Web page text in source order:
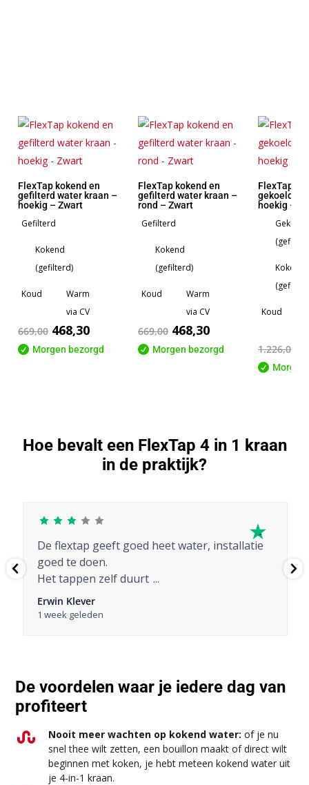
FlexTap kokend en
gefilterd water kraan –
hoekig – Zwart
Gefilterd
Kokend
(gefilterd)
Koud
Warm
via CV
669,00 468,30
 Morgen bezorgd
FlexTap kokend en
gefilterd water kraan –
rond – Zwart
Gefilterd
Kokend
(gefilterd)
Koud
Warm
via CV
669,00 468,30
 Morgen bezorgd
FlexTap
gekoeld
hoekig –
Gekoeld
Kokend
Koud
1.226,00
 Morgen
Hoe bevalt een FlexTap 4 in 1 kraan
in de praktijk?
De flextap geeft goed heet water, installatie
goed te doen.
Het tappen zelf duurt ...
Erwin Klever
1 week geleden
De voordelen waar je iedere dag van
profiteert
 Nooit meer wachten op kokend water: of je nu
snel thee wilt zetten, een bouillon maakt of direct wilt
beginnen met koken, je hebt meteen kokend water uit
je 4-in-1 kraan.